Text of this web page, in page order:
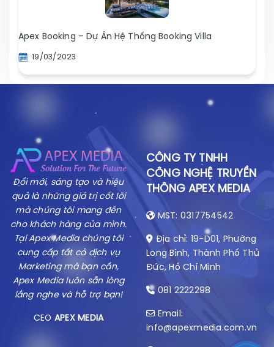
Apex Booking – Dự Án Hệ Thống Booking Villa
19/03/2023
Đổi mới, sáng tạo và hiệu
quả là những giá trị cốt lõi
mà chúng tôi mang đến
cho khách hàng của mình.
Tại Apex Media chúng tôi
cung cấp tất cả dịch vụ
Marketing mà bạn cần,
Apex Media luôn sẵn lòng
lắng nghe và hỗ trợ bạn!
CEO APEX MEDIA
CÔNG TY TNHH
CÔNG NGHỆ TRUYỀN
THÔNG APEX MEDIA
MST: 0317754542
Địa chỉ: 19-D01, Phường
Long Bình, Thành Phố Thủ
Đức, Hồ Chí Minh
081 2222298
Email:
info@apexmedia.com.vn